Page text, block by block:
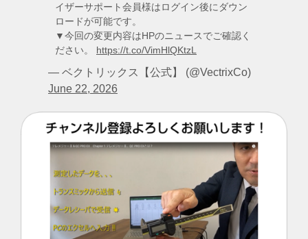
イザーサポート会員様はログイン後にダウン
ロードが可能です。
▼今回の変更内容はHPのニュースでご確認く
ださい。 https://t.co/VimHlQKtzL
— ベクトリックス【公式】 (@VectrixCo)
June 22, 2026